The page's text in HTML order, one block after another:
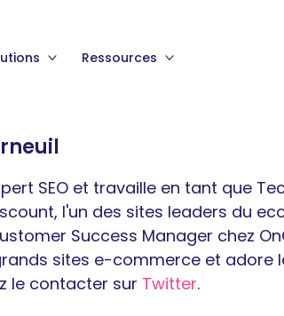
Ressources
SEO et travaille en tant que
l'un des sites leaders du
Success Manager chez
sites e-commerce et adore
le contacter sur Twitter.